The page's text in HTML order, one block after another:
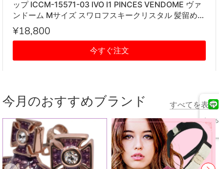
友だち
追加
ップ ICCM-15571-03 IVO I1 PINCES VENDOME ヴァ
ンドーム Mサイズ スワロフスキークリスタル 髪留め
レディース アイボリー系
¥18,800
今すぐ注文
今月のおすすめブランド すべてを表示